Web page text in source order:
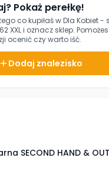
Pokaż perełkę!
co kupiłaś wDla Kobiet -
XXLi oznacz sklep.
ocenić czy warto iść.
Dodaj znalezisko
SECOND HAND &